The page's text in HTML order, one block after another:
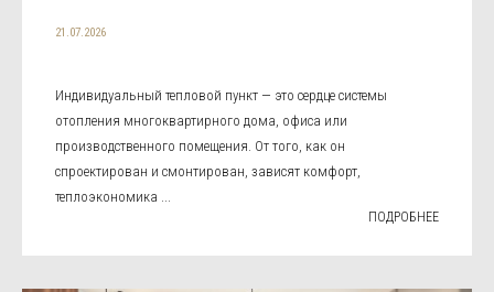
21.07.2026
Индивидуальный тепловой пункт — это сердце системы
отопления многоквартирного дома, офиса или
производственного помещения. От того, как он
спроектирован и смонтирован, зависят комфорт,
теплоэкономика ...
ПОДРОБНЕЕ